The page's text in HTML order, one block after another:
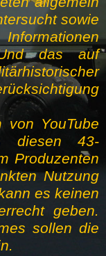
sowie
das auf
YouTube
diesen 43-
Produzenten
Nutzung
es keinen
geben.
sollen die